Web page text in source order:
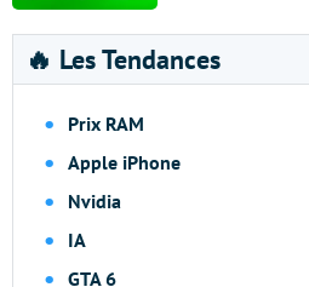
🔥 Les Tendances
Prix RAM
Apple iPhone
Nvidia
IA
GTA 6